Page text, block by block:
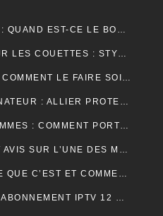
DESSOUCHAGE D’ARBRES : QUAND EST-CE LE BON MOMENT POUR LE FAIRE ?
LES TENDANCES 2025 POUR LES COUETTES : STYLES, COULEURS ET MATÉRIAUX
ÉTANCHÉITÉ DE TOITURE : COMMENT LE FAIRE SOI-MÊME
LE SAC À DOS POUR ORDINATEUR : ALLIER PROTECTION, ORGANISATION ET ÉLÉGANCE AU QUOTIDIEN
CONSEILS MODE POUR HOMMES : COMMENT PORTER UN BIJOU MÉDAILLE AVEC STYLE ?
XTREME HD IPTV : TEST ET AVIS SUR L’UNE DES MEILLEURES OFFRES DU MARCHÉ
SERVEUR IPTV : QU’EST-CE QUE C’EST ET COMMENT CHOISIR LE MEILLEUR EN 2024 ?
GUIDE COMPLET POUR UN ABONNEMENT IPTV 12 MOIS SMART TV